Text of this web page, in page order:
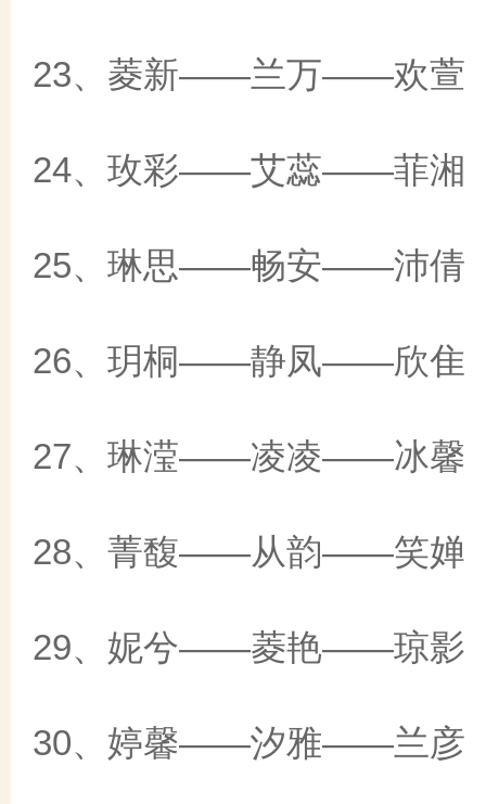
23、菱新——兰万——欢萱
24、玫彩——艾蕊——菲湘
25、琳思——畅安——沛倩
26、玥桐——静凤——欣隹
27、琳滢——凌凌——冰馨
28、菁馥——从韵——笑婵
29、妮兮——菱艳——琼影
30、婷馨——汐雅——兰彦